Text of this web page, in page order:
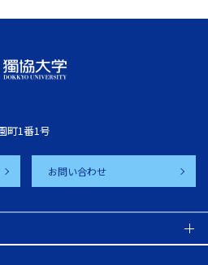
町1番1号
お問い合わせ